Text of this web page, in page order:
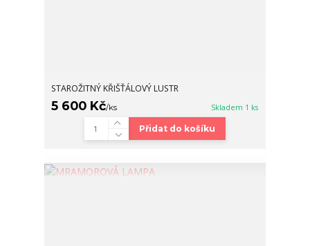
STAROŽITNÝ KŘIŠŤÁLOVÝ LUSTR
5 600 Kč/ks Skladem 1 ks
Přidat do košíku